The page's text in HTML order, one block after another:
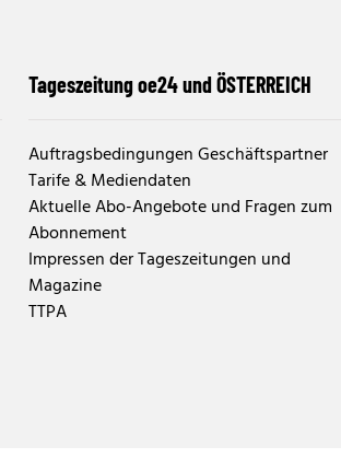
Tageszeitung oe24 und ÖSTERREICH
Auftragsbedingungen Geschäftspartner
Tarife & Mediendaten
Aktuelle Abo-Angebote und Fragen zum
Abonnement
Impressen der Tageszeitungen und
Magazine
TTPA